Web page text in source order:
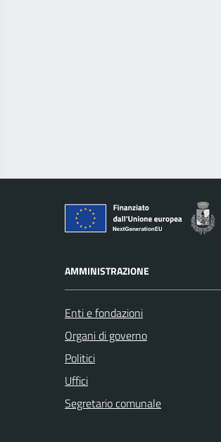
AMMINISTRAZIONE
Enti e fondazioni
Organi di governo
Politici
Uffici
Segretario comunale